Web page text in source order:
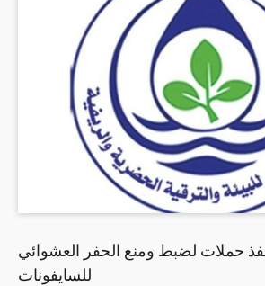
حملات لضبط ومنع الحفر العشوائي
للسايفونات